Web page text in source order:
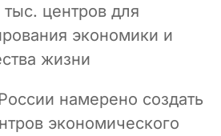
центров для
экономики и
жизни
намерено создать
экономического